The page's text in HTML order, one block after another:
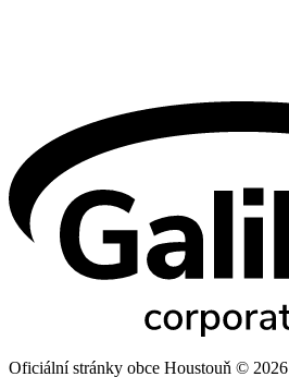
Oficiální stránky obce Houstouň © 2026